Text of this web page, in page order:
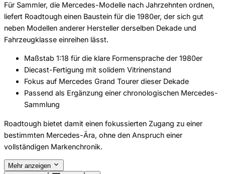
Für Sammler, die Mercedes-Modelle nach Jahrzehnten ordnen,
liefert Roadtough einen Baustein für die 1980er, der sich gut
neben Modellen anderer Hersteller derselben Dekade und
Fahrzeugklasse einreihen lässt.
Maßstab 1:18 für die klare Formensprache der 1980er
Diecast-Fertigung mit solidem Vitrinenstand
Fokus auf Mercedes Grand Tourer dieser Dekade
Passend als Ergänzung einer chronologischen Mercedes-
Sammlung
Roadtough bietet damit einen fokussierten Zugang zu einer
bestimmten Mercedes-Ära, ohne den Anspruch einer
vollständigen Markenchronik.
Mehr anzeigen